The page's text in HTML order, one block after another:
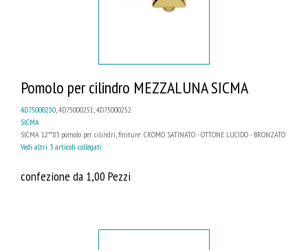
Pomolo per cilindro MEZZALUNA SICMA
4D75000250, 4D75000251, 4D75000252
SICMA
SICMA 12**83 pomolo per cilindri, finiture: CROMO SATINATO - OTTONE LUCIDO - BRONZATO
Vedi altri 3 articoli collegati
confezione da 1,00 Pezzi